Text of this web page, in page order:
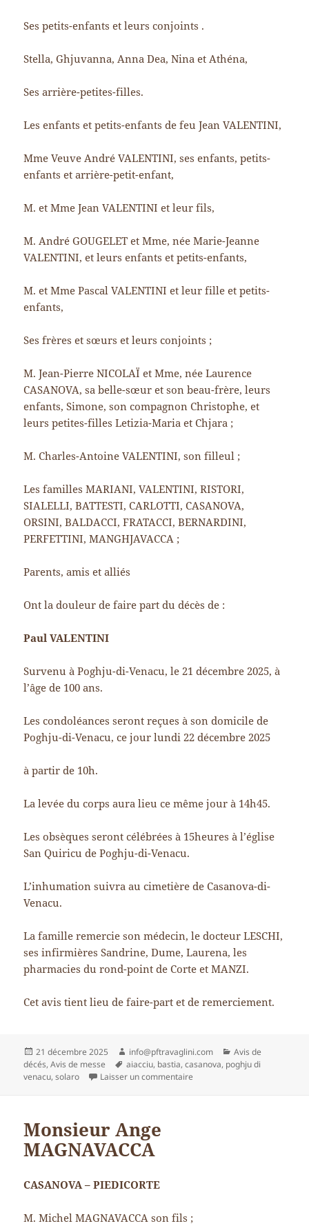
Ses petits-enfants et leurs conjoints .
Stella, Ghjuvanna, Anna Dea, Nina et Athéna,
Ses arrière-petites-filles.
Les enfants et petits-enfants de feu Jean VALENTINI,
Mme Veuve André VALENTINI, ses enfants, petits-
enfants et arrière-petit-enfant,
M. et Mme Jean VALENTINI et leur fils,
M. André GOUGELET et Mme, née Marie-Jeanne
VALENTINI, et leurs enfants et petits-enfants,
M. et Mme Pascal VALENTINI et leur fille et petits-
enfants,
Ses frères et sœurs et leurs conjoints ;
M. Jean-Pierre NICOLAÏ et Mme, née Laurence
CASANOVA, sa belle-sœur et son beau-frère, leurs
enfants, Simone, son compagnon Christophe, et
leurs petites-filles Letizia-Maria et Chjara ;
M. Charles-Antoine VALENTINI, son filleul ;
Les familles MARIANI, VALENTINI, RISTORI,
SIALELLI, BATTESTI, CARLOTTI, CASANOVA,
ORSINI, BALDACCI, FRATACCI, BERNARDINI,
PERFETTINI, MANGHJAVACCA ;
Parents, amis et alliés
Ont la douleur de faire part du décès de :
Paul VALENTINI
Survenu à Poghju-di-Venacu, le 21 décembre 2025, à
l’âge de 100 ans.
Les condoléances seront reçues à son domicile de
Poghju-di-Venacu, ce jour lundi 22 décembre 2025
à partir de 10h.
La levée du corps aura lieu ce même jour à 14h45.
Les obsèques seront célébrées à 15heures à l’église
San Quiricu de Poghju-di-Venacu.
L’inhumation suivra au cimetière de Casanova-di-
Venacu.
La famille remercie son médecin, le docteur LESCHI,
ses infirmières Sandrine, Dume, Laurena, les
pharmacies du rond-point de Corte et MANZI.
Cet avis tient lieu de faire-part et de remerciement.
Publié
le
21 décembre 2025 Auteur
info@pftravaglini.com Catégories
Avis de
décés,Avis de messe
Mots-
clés
aiacciu, bastia,casanova, poghju di
venacu,solaro Laisser un commentaire
Monsieur Ange
MAGNAVACCA
CASANOVA – PIEDICORTE
M. Michel MAGNAVACCA son fils ;